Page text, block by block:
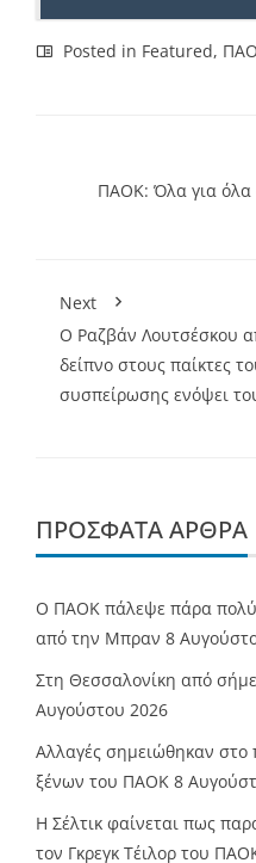
Posted in Featured,
ΠΑΟΚ: Όλα για όλα
Next
Ο Ραζβάν Λουτσέσκου
δείπνο στους παίκτες
συσπείρωσης ενόψει
ΠΡΌΣΦΑΤΑ ΆΡΘΡΑ
Ο ΠΑΟΚ πάλεψε πάρα
από την Μπραν 8
Στη Θεσσαλονίκη από
Αυγούστου 2026
Αλλαγές σημειώθηκαν
ξένων του ΠΑΟΚ 8
Η Σέλτικ φαίνεται πως
τον Γκρεγκ Τέιλορ του